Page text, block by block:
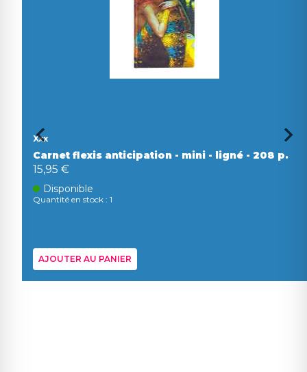
Xxx
Carnet flexis anticipation - mini - ligné - 208 p.
15,95 €
Disponible
Quantité en stock : 1
AJOUTER AU PANIER